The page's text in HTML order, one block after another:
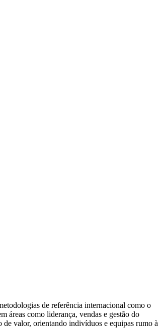
de referência internacional como o
áreas como liderança, vendas e gestão do
de valor, orientando indivíduos e equipas rumo à